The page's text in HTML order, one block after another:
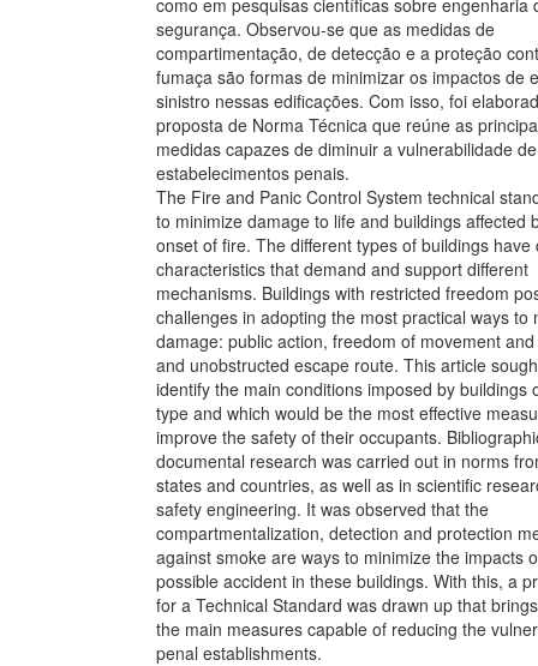
segurança. Observou-se que as medidas de
compartimentação, de detecção e a proteção
fumaça são formas de minimizar os impactos de
sinistro nessas edificações. Com isso, foi
proposta de Norma Técnica que reúne as
medidas capazes de diminuir a vulnerabilidade de
estabelecimentos penais.
The Fire and Panic Control System technical
to minimize damage to life and buildings affected
onset of fire. The different types of buildings have
characteristics that demand and support different
mechanisms. Buildings with restricted freedom
challenges in adopting the most practical ways to
damage: public action, freedom of movement
and unobstructed escape route. This article
identify the main conditions imposed by buildings
type and which would be the most effective
improve the safety of their occupants.
documental research was carried out in norms
states and countries, as well as in scientific
safety engineering. It was observed that the
compartmentalization, detection and protection
against smoke are ways to minimize the impacts
possible accident in these buildings. With this, a
for a Technical Standard was drawn up that
the main measures capable of reducing the
penal establishments.